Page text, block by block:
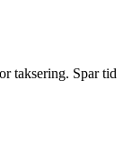
taksering. Spar tid